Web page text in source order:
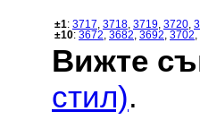
±1: 3717 3718 3719 3720
±10: 3672 3682 3692 3702
Вижте
стил).